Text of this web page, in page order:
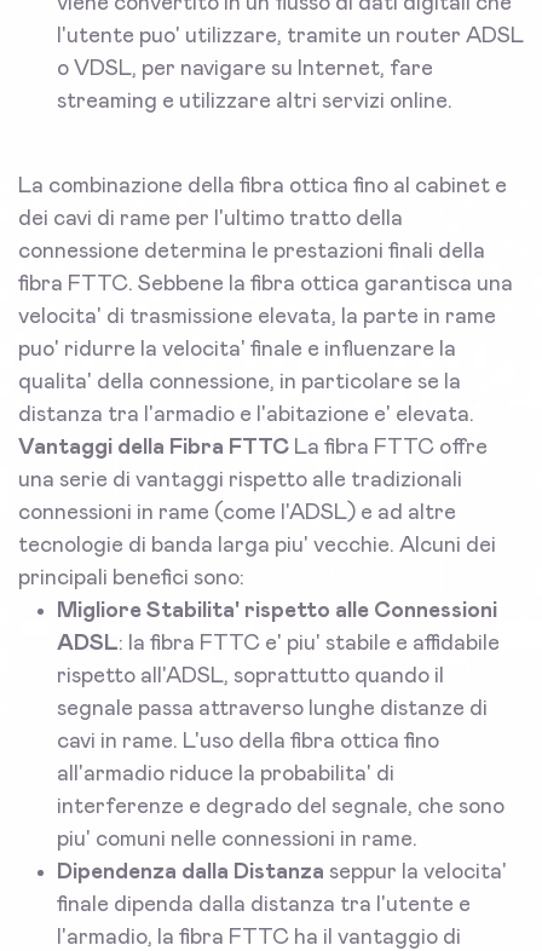
l'utente puo' utilizzare, tramite un router ADSL
o VDSL, per navigare su Internet, fare
streaming e utilizzare altri servizi online.
La combinazione della fibra ottica fino al cabinet e
dei cavi di rame per l'ultimo tratto della
connessione determina le prestazioni finali della
fibra FTTC. Sebbene la fibra ottica garantisca una
velocita' di trasmissione elevata, la parte in rame
puo' ridurre la velocita' finale e influenzare la
qualita' della connessione, in particolare se la
distanza tra l'armadio e l'abitazione e' elevata.
Vantaggi della Fibra FTTC La fibra FTTC offre
una serie di vantaggi rispetto alle tradizionali
connessioni in rame (come l'ADSL) e ad altre
tecnologie di banda larga piu' vecchie. Alcuni dei
principali benefici sono:
Migliore Stabilita' rispetto alle Connessioni
ADSL: la fibra FTTC e' piu' stabile e affidabile
rispetto all'ADSL, soprattutto quando il
segnale passa attraverso lunghe distanze di
cavi in rame. L'uso della fibra ottica fino
all'armadio riduce la probabilita' di
interferenze e degrado del segnale, che sono
piu' comuni nelle connessioni in rame.
Dipendenza dalla Distanza seppur la velocita'
finale dipenda dalla distanza tra l'utente e
l'armadio, la fibra FTTC ha il vantaggio di